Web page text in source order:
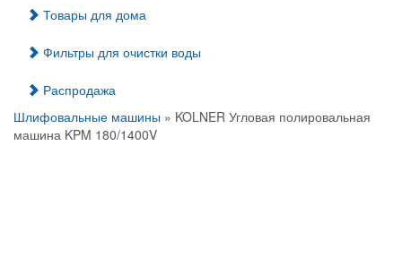
Товары для дома
Фильтры для очистки воды
Распродажа
Шлифовальные машины » KOLNER Угловая полировальная
машина KPM 180/1400V